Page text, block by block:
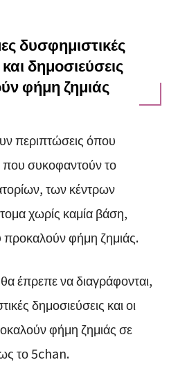
δυσφημιστικές
δημοσιεύσεις
φήμη ζημιάς
περιπτώσεις όπου
που συκοφαντούν το
των κέντρων
χωρίς καμία βάση,
φήμη ζημιάς.
έπρεπε να διαγράφονται,
δημοσιεύσεις και οι
φήμη ζημιάς σε
το 5chan.